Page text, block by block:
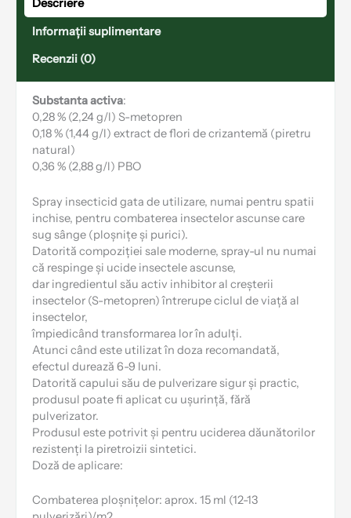
Descriere
Informații suplimentare
Recenzii (0)
Substanta activa:
0,28 % (2,24 g/l) S-metopren
0,18 % (1,44 g/l) extract de flori de crizantemă (piretru
natural)
0,36 % (2,88 g/l) PBO
Spray insecticid gata de utilizare, numai pentru spatii
inchise, pentru combaterea insectelor ascunse care
sug sânge (ploșnițe și purici).
Datorită compoziției sale moderne, spray-ul nu numai
că respinge și ucide insectele ascunse,
dar ingredientul său activ inhibitor al creșterii
insectelor (S-metopren) întrerupe ciclul de viață al
insectelor,
împiedicând transformarea lor în adulți.
Atunci când este utilizat în doza recomandată,
efectul durează 6-9 luni.
Datorită capului său de pulverizare sigur și practic,
produsul poate fi aplicat cu ușurință, fără
pulverizator.
Produsul este potrivit și pentru uciderea dăunătorilor
rezistenți la piretroizii sintetici.
Doză de aplicare:
Combaterea ploșnițelor: aprox. 15 ml (12-13